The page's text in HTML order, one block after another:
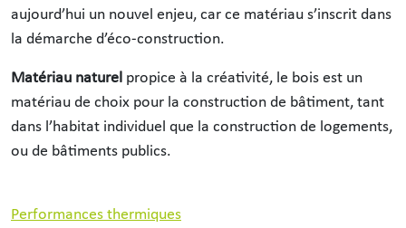
aujourd’hui un nouvel enjeu, car ce matériau s’inscrit dans
la démarche d’éco-construction.
Matériau naturel propice à la créativité, le bois est un
matériau de choix pour la construction de bâtiment, tant
dans l’habitat individuel que la construction de logements,
ou de bâtiments publics.
Performances thermiques